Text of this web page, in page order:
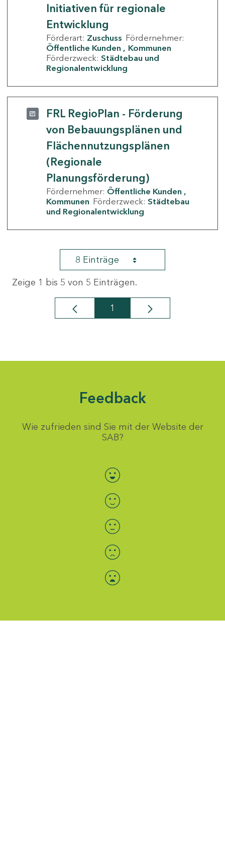
Initiativen für regionale
Entwicklung
Förderart: Zuschuss Fördernehmer:
Öffentliche Kunden
Kommunen
Förderzweck: Städtebau und
Regionalentwicklung
FRL RegioPlan - Förderung
von Bebauungsplänen und
Flächennutzungsplänen
(Regionale
Planungsförderung)
Fördernehmer: Öffentliche Kunden
Kommunen Förderzweck: Städtebau
und Regionalentwicklung
8 Einträge
Zeige 1 bis 5 von 5 Einträgen.
Seite
1
Feedback
Wie zufrieden sind Sie mit der Website der
SAB?
Bewertung auswählen